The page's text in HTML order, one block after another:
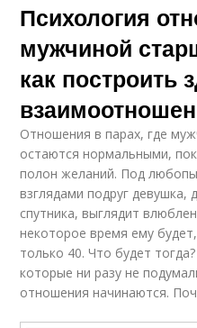
Психология
мужчиной
как построить
Отношения в парах, где
остаются нормальными,
полон желаний. Под
взглядами подруг девушка,
спутника, выглядит
некоторое время ему
только 40. Что будет
которые ни разу не
отношения начинаются.